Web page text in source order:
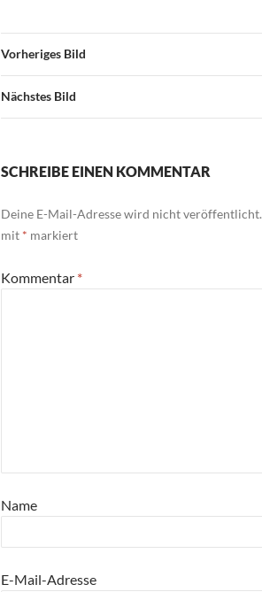
Vorheriges Bild
Nächstes Bild
SCHREIBE EINEN KOMMENTAR
Deine E-Mail-Adresse wird nicht veröffentlicht.
mit * markiert
Kommentar *
Name
E-Mail-Adresse